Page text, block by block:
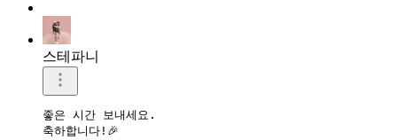
스테파니
좋은 시간 보내세요.
축하합니다!🎉